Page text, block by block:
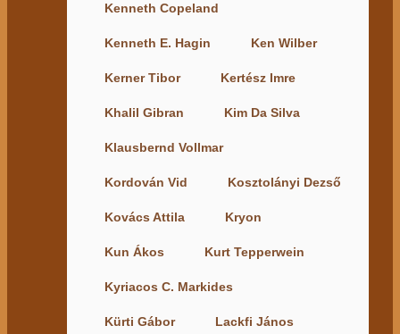
Kenneth Copeland
Kenneth E. Hagin Ken Wilber
Kerner Tibor Kertész Imre
Khalil Gibran Kim Da Silva
Klausbernd Vollmar
Kordován Vid Kosztolányi Dezső
Kovács Attila Kryon
Kun Ákos Kurt Tepperwein
Kyriacos C. Markides
Kürti Gábor Lackfi János